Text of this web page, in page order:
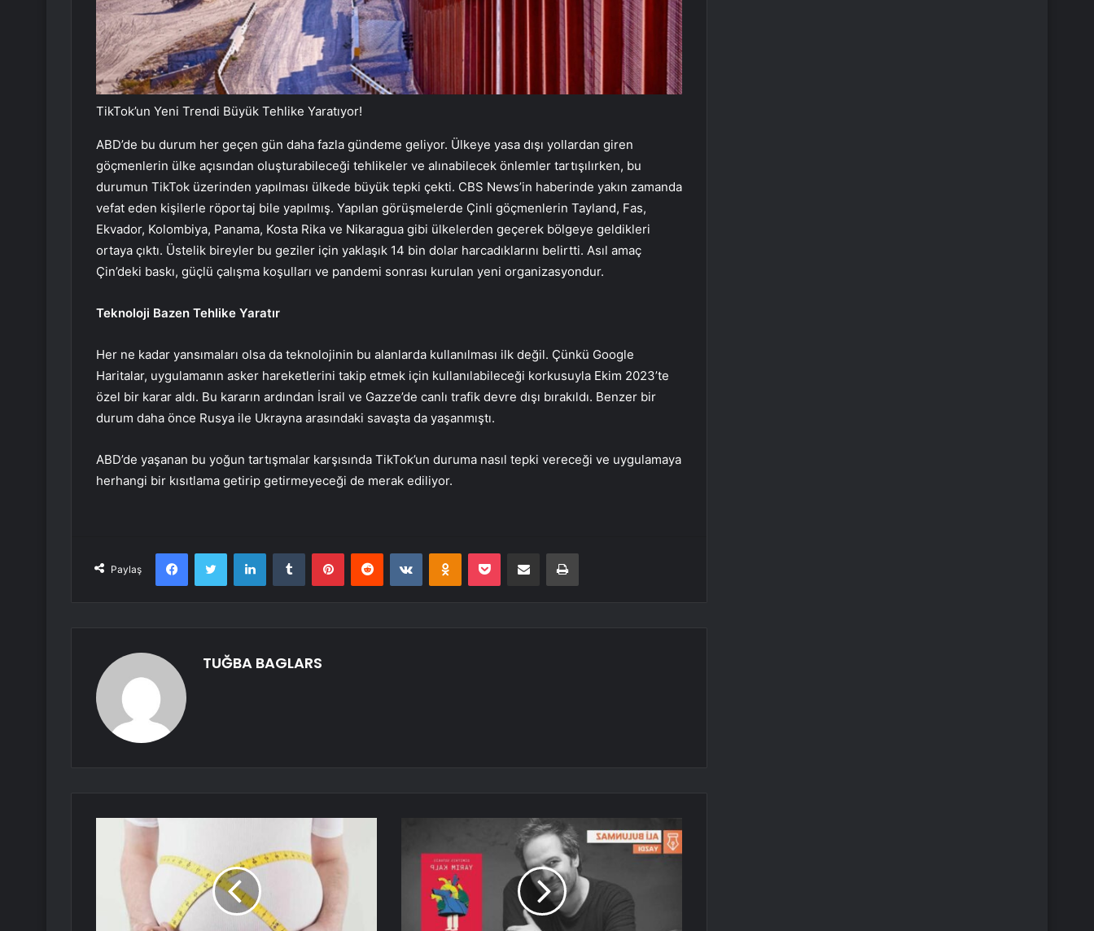
TikTok’un Yeni Trendi Büyük Tehlike Yaratıyor!
ABD’de bu durum her geçen gün daha fazla gündeme geliyor. Ülkeye yasa dışı yollardan giren
göçmenlerin ülke açısından oluşturabileceği tehlikeler ve alınabilecek önlemler tartışılırken, bu
durumun TikTok üzerinden yapılması ülkede büyük tepki çekti. CBS News’in haberinde yakın zamanda
vefat eden kişilerle röportaj bile yapılmış. Yapılan görüşmelerde Çinli göçmenlerin Tayland, Fas,
Ekvador, Kolombiya, Panama, Kosta Rika ve Nikaragua gibi ülkelerden geçerek bölgeye geldikleri
ortaya çıktı. Üstelik bireyler bu geziler için yaklaşık 14 bin dolar harcadıklarını belirtti. Asıl amaç
Çin’deki baskı, güçlü çalışma koşulları ve pandemi sonrası kurulan yeni organizasyondur.
Teknoloji Bazen Tehlike Yaratır
Her ne kadar yansımaları olsa da teknolojinin bu alanlarda kullanılması ilk değil. Çünkü Google
Haritalar, uygulamanın asker hareketlerini takip etmek için kullanılabileceği korkusuyla Ekim 2023’te
özel bir karar aldı. Bu kararın ardından İsrail ve Gazze’de canlı trafik devre dışı bırakıldı. Benzer bir
durum daha önce Rusya ile Ukrayna arasındaki savaşta da yaşanmıştı.
ABD’de yaşanan bu yoğun tartışmalar karşısında TikTok’un duruma nasıl tepki vereceği ve uygulamaya
herhangi bir kısıtlama getirip getirmeyeceği de merak ediliyor.
Paylaş
FacebookTwitter LinkedInTumblr PinterestReddit VKontakteOdnoklassniki
Pocket E-Posta ile paylaş Yazdır
TUĞBA BAGLARS